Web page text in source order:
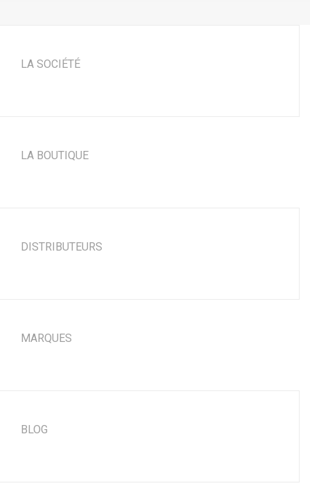
LA SOCIÉTÉ
LA BOUTIQUE
DISTRIBUTEURS
MARQUES
BLOG